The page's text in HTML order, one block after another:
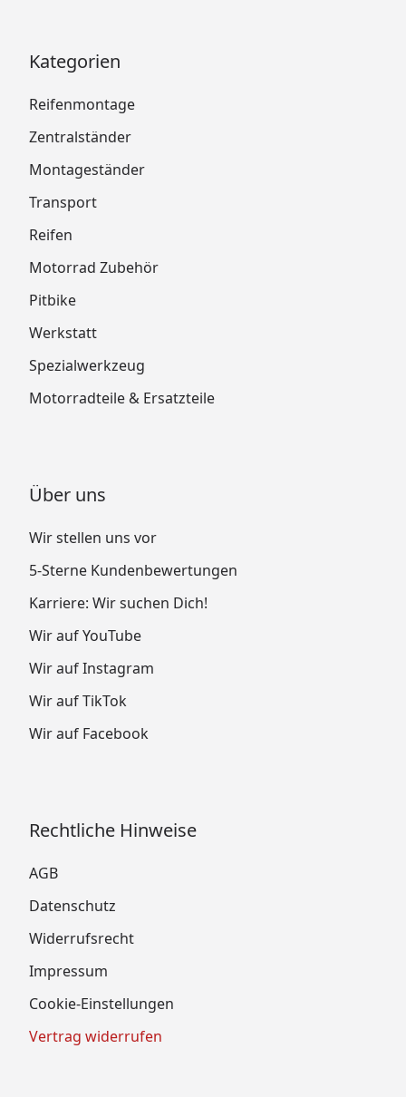
Kategorien
Reifenmontage
Zentralständer
Montageständer
Transport
Reifen
Motorrad Zubehör
Pitbike
Werkstatt
Spezialwerkzeug
Motorradteile & Ersatzteile
Über uns
Wir stellen uns vor
5-Sterne Kundenbewertungen
Karriere: Wir suchen Dich!
Wir auf YouTube
Wir auf Instagram
Wir auf TikTok
Wir auf Facebook
Rechtliche Hinweise
AGB
Datenschutz
Widerrufsrecht
Impressum
Cookie-Einstellungen
Vertrag widerrufen